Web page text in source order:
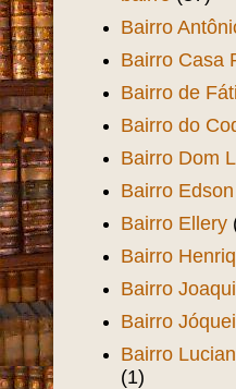
Bairro
Bairro Casa
Bairro de
Bairro do
Bairro Dom
Bairro
Bairro Ellery
Bairro
Bairro
Bairro
Bairro
(1)